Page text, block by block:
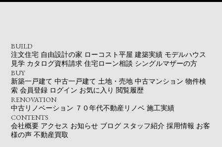
BUILD
注文住宅 自由設計の家 ローコスト平屋 建築実績 モデルハウス
見学 カタログ資料請求 住宅ローン相談 シングルマザーの方
BUY
新築一戸建て 中古一戸建て 土地・売地 中古マンション 物件検
索 会員登録 ログイン お気に入り 閲覧履歴
RENOVATION
中古リノベーション ７０年代不動産リノベ 施工実績
CONTENTS
会社概要 アクセス お知らせ ブログ スタッフ紹介 採用情報 お客
様の声 不動産買取